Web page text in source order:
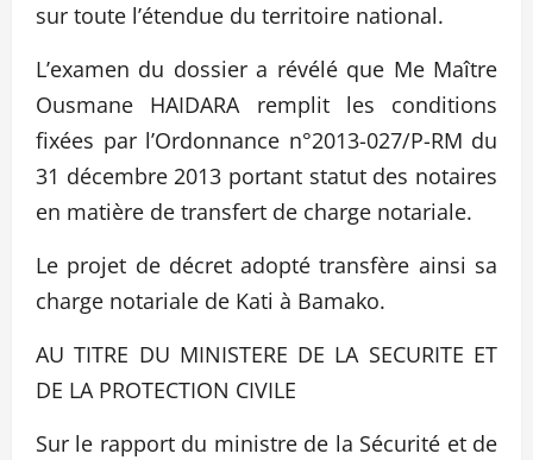
sur toute l’étendue du territoire national.
L’examen du dossier a révélé que Me Maître
Ousmane HAIDARA remplit les conditions
fixées par l’Ordonnance n°2013-027/P-RM du
31 décembre 2013 portant statut des notaires
en matière de transfert de charge notariale.
Le projet de décret adopté transfère ainsi sa
charge notariale de Kati à Bamako.
AU TITRE DU MINISTERE DE LA SECURITE ET
DE LA PROTECTION CIVILE
Sur le rapport du ministre de la Sécurité et de